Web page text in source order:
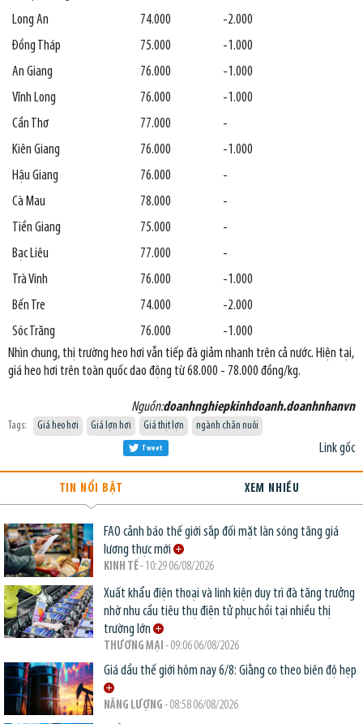
Long An
74.000
-2.000
Đồng Tháp
75.000
-1.000
An Giang
76.000
-1.000
Vĩnh Long
76.000
-1.000
Cần Thơ
77.000
-
Kiên Giang
76.000
-1.000
Hậu Giang
76.000
-
Cà Mau
78.000
-
Tiền Giang
75.000
-
Bạc Liêu
77.000
-
Trà Vinh
76.000
-1.000
Bến Tre
74.000
-2.000
Sóc Trăng
76.000
-1.000
Nhìn chung, thị trường heo hơi vẫn tiếp đà giảm nhanh trên cả nước. Hiện tại,
giá heo hơi trên toàn quốc dao động từ 68.000 - 78.000 đồng/kg.
Nguồn:doanhnghiepkinhdoanh.doanhnhanvn
Tags: Giá heo hơi Giá lợn hơi Giá thịt lợn ngành chăn nuôi
Link gốc
Tweet
TIN NỔI BẬT XEM NHIỀU
FAO cảnh báo thế giới sắp đối mặt làn sóng tăng giá
lương thực mới
KINH TẾ- 10:29 06/08/2026
Xuất khẩu điện thoại và linh kiện duy trì đà tăng trưởng
nhờ nhu cầu tiêu thụ điện tử phục hồi tại nhiều thị
trường lớn
THƯƠNG MẠI - 09:06 06/08/2026
Giá dầu thế giới hôm nay 6/8: Giằng co theo biên độ hẹp
NĂNG LƯỢNG - 08:58 06/08/2026